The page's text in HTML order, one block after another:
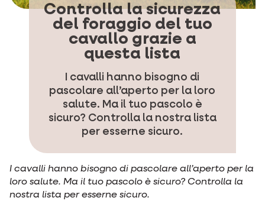
Controlla la sicurezza
del foraggio del tuo
cavallo grazie a
questa lista
I cavalli hanno bisogno di
pascolare all’aperto per la loro
salute. Ma il tuo pascolo è
sicuro? Controlla la nostra lista
per esserne sicuro.
I cavalli hanno bisogno di pascolare all’aperto per la
loro salute. Ma il tuo pascolo è sicuro? Controlla la
nostra lista per esserne sicuro.